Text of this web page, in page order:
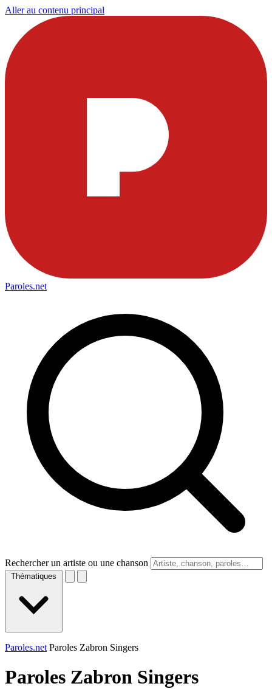
Aller au contenu principal
Paroles.net
Rechercher un artiste ou une chanson
Thématiques
Paroles.net Paroles Zabron Singers
Paroles Zabron Singers